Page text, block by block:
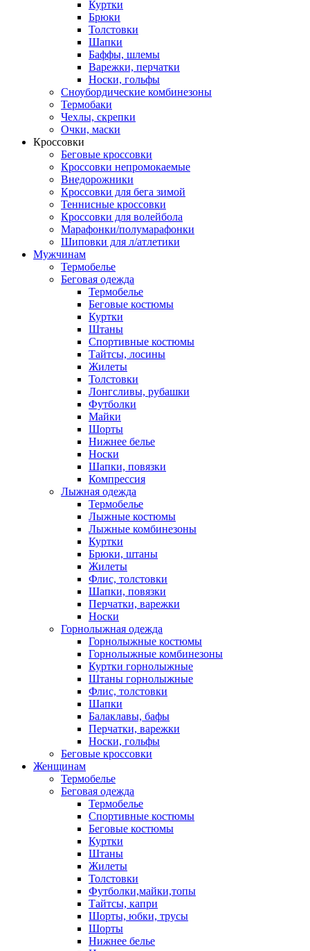
Куртки
Брюки
Толстовки
Шапки
Баффы, шлемы
Варежки, перчатки
Носки, гольфы
Сноубордические комбинезоны
Термобаки
Чехлы, скрепки
Очки, маски
Кроссовки
Беговые кроссовки
Кроссовки непромокаемые
Внедорожники
Кроссовки для бега зимой
Теннисные кроссовки
Кроссовки для волейбола
Марафонки/полумарафонки
Шиповки для л/атлетики
Мужчинам
Термобелье
Беговая одежда
Термобелье
Беговые костюмы
Куртки
Штаны
Спортивные костюмы
Тайтсы, лосины
Жилеты
Толстовки
Лонгсливы, рубашки
Футболки
Майки
Шорты
Нижнее белье
Носки
Шапки, повязки
Компрессия
Лыжная одежда
Термобелье
Лыжные костюмы
Лыжные комбинезоны
Куртки
Брюки, штаны
Жилеты
Флис, толстовки
Шапки, повязки
Перчатки, варежки
Носки
Горнолыжная одежда
Горнолыжные костюмы
Горнолыжные комбинезоны
Куртки горнолыжные
Штаны горнолыжные
Флис, толстовки
Шапки
Балаклавы, бафы
Перчатки, варежки
Носки, гольфы
Беговые кроссовки
Женщинам
Термобелье
Беговая одежда
Термобелье
Спортивные костюмы
Беговые костюмы
Куртки
Штаны
Жилеты
Толстовки
Футболки,майки,топы
Тайтсы, капри
Шорты, юбки, трусы
Шорты
Нижнее белье